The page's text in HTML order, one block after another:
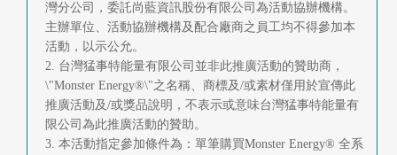
灣分公司，委託尚藍資訊股份有限公司為活動協辦機構。
主辦單位、活動協辦機構及配合廠商之員工均不得參加本
活動，以示公允。
2. 台灣猛事特能量有限公司並非此推廣活動的贊助商，
\"Monster Energy®\"之名稱、商標及/或素材僅用於宣傳此
推廣活動及/或獎品說明，不表示或意味台灣猛事特能量有
限公司為此推廣活動的贊助。
3. 本活動指定參加條件為：單筆購買Monster Energy® 全系